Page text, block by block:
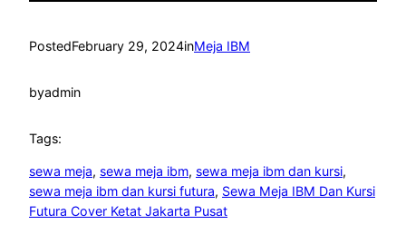
PostedFebruary 29, 2024inMeja IBM
byadmin
Tags:
sewa meja, sewa meja ibm, sewa meja ibm dan kursi
sewa meja ibm dan kursi futura, Sewa Meja IBM Dan Kursi
Futura Cover Ketat Jakarta Pusat